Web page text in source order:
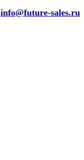
info@future-sales.ru